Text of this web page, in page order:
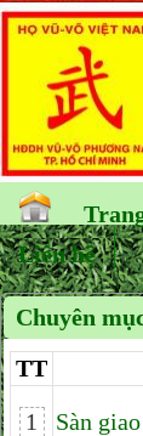
Liên hệ
Chuyên
TT
1
Sàn